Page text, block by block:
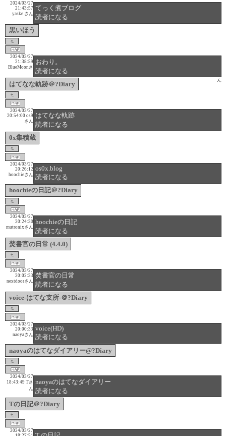
てっく煮ブログ
読者になる
2024/03/27
21:43:57
黒いほう
yaske さん
おわり。
読者になる
2024/03/27
21:38:59
はてなな軌跡＠?Diary
BlueMoonさ
ん
はてなな軌跡
読者になる
2024/03/27
20:54:00
0x集積蔵
os9
さん
os0x.blog
読者になる
2024/03/27
20:26:12
hoochieの日記＠?Diary
hoochieさん
hoochieの日記
読者になる
2024/03/27
20:24:30
焚書官の日常 (4.4.0)
mutronixさん
焚書官の日常
読者になる
2024/03/27
20:02:33
voice-はてな支所-＠?Diary
nextdoorさん
voice(HD)
読者になる
2024/03/27
20:00:33
naoyaのはてなダイアリー@?Diary
naoyaさん
naoyaのはてなダイアリー
読者になる
2024/03/27
18:43:49
Tの日記＠?Diary
Tさ
ん
2024/03/27